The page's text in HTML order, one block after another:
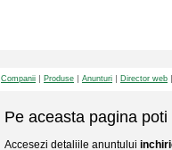
Companii Produse Anunturi Director web
Pe aceasta pagina poti
Accesezi detaliile anuntului